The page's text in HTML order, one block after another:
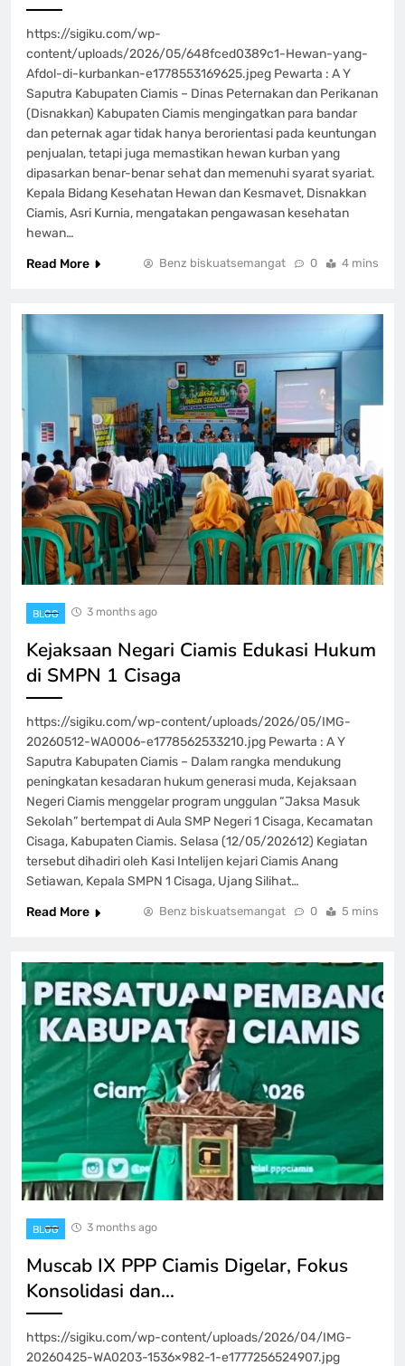
https://sigiku.com/wp-
content/uploads/2026/05/648fced0389c1-Hewan-yang-
Afdol-di-kurbankan-e1778553169625.jpeg Pewarta : A Y
Saputra Kabupaten Ciamis – Dinas Peternakan dan Perikanan
(Disnakkan) Kabupaten Ciamis mengingatkan para bandar
dan peternak agar tidak hanya berorientasi pada keuntungan
penjualan, tetapi juga memastikan hewan kurban yang
dipasarkan benar-benar sehat dan memenuhi syarat syariat.
Kepala Bidang Kesehatan Hewan dan Kesmavet, Disnakkan
Ciamis, Asri Kurnia, mengatakan pengawasan kesehatan
hewan…
Read More
Benz biskuatsemangat 0 4 mins
BLOG 3 months ago
Kejaksaan Negari Ciamis Edukasi Hukum
di SMPN 1 Cisaga
https://sigiku.com/wp-content/uploads/2026/05/IMG-
20260512-WA0006-e1778562533210.jpg Pewarta : A Y
Saputra Kabupaten Ciamis – Dalam rangka mendukung
peningkatan kesadaran hukum generasi muda, Kejaksaan
Negeri Ciamis menggelar program unggulan “Jaksa Masuk
Sekolah” bertempat di Aula SMP Negeri 1 Cisaga, Kecamatan
Cisaga, Kabupaten Ciamis. Selasa (12/05/202612) Kegiatan
tersebut dihadiri oleh Kasi Intelijen kejari Ciamis Anang
Setiawan, Kepala SMPN 1 Cisaga, Ujang Silihat…
Read More
Benz biskuatsemangat 0 5 mins
BLOG 3 months ago
Muscab IX PPP Ciamis Digelar, Fokus
Konsolidasi dan…
https://sigiku.com/wp-content/uploads/2026/04/IMG-
20260425-WA0203-1536×982-1-e1777256524907.jpg